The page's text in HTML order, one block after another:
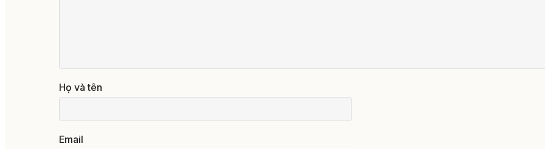
Họ và tên
Email